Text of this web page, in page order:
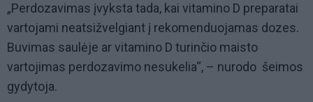
„Perdozavimas įvyksta tada, kai vitamino D preparatai
vartojami neatsižvelgiant į rekomenduojamas dozes.
Buvimas saulėje ar vitamino D turinčio maisto
vartojimas perdozavimo nesukelia“, – nurodo šeimos
gydytoja.